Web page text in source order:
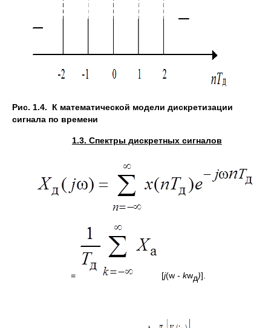
Рис. 1.4. К математической модели дискретизации
сигнала по времени
1.3. Спектры дискретных сигналов
= [j(w - kwд)].